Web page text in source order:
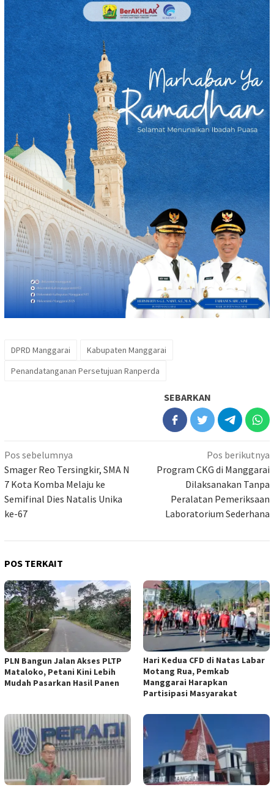
DPRD Manggarai
Kabupaten Manggarai
Penandatanganan Persetujuan Ranperda
SEBARKAN
Navigasi
pos
Pos sebelumnya
Smager Reo Tersingkir, SMA N
7 Kota Komba Melaju ke
Semifinal Dies Natalis Unika
ke-67
Pos berikutnya
Program CKG di Manggarai
Dilaksanakan Tanpa
Peralatan Pemeriksaan
Laboratorium Sederhana
POS TERKAIT
PLN Bangun Jalan Akses PLTP
Mataloko, Petani Kini Lebih
Mudah Pasarkan Hasil Panen
Hari Kedua CFD di Natas Labar
Motang Rua, Pemkab
Manggarai Harapkan
Partisipasi Masyarakat